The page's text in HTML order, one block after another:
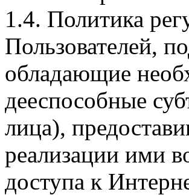
1.4. Политика
Пользователей,
обладающие
дееспособные
лица),
реализации ими
доступа к